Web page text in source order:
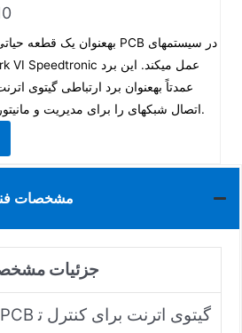
عمدتاً بهعنوان برد ارتباطی گیتوی
اتصال شبکهای را برای مدیریت و مانیتورینگ توربین فراهم میسازد.
مشخصات
جزئیات